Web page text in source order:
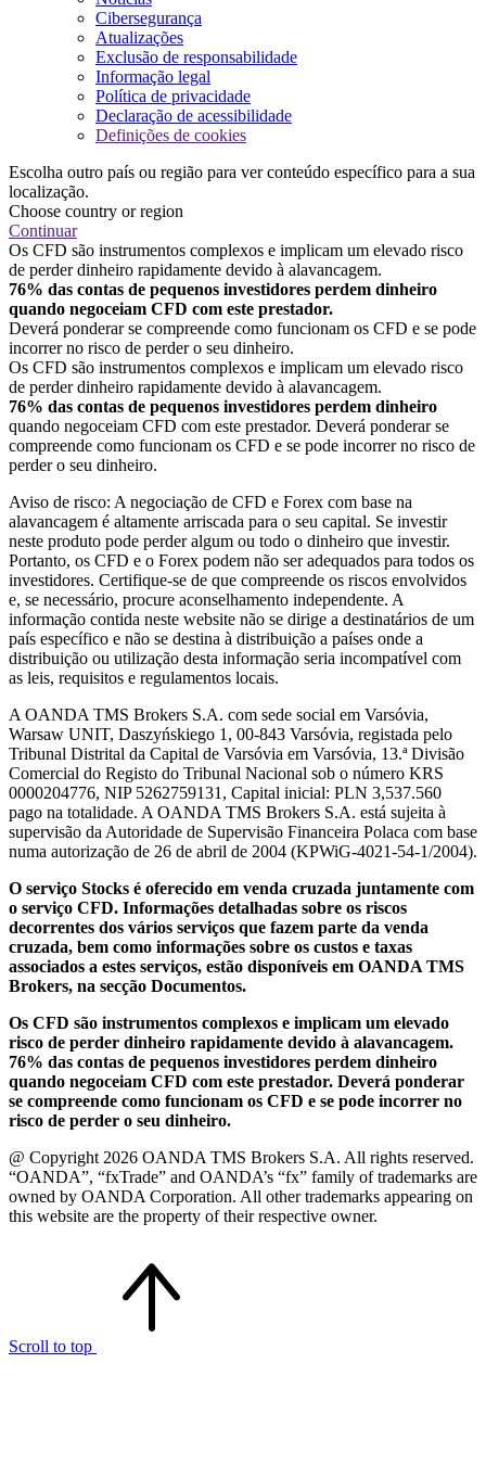
Cibersegurança
Atualizações
Exclusão de responsabilidade
Informação legal
Política de privacidade
Declaração de acessibilidade
Definições de cookies
Escolha outro país ou região para ver conteúdo específico para a sua
localização.
Choose country or region
Continuar
Os CFD são instrumentos complexos e implicam um elevado risco
de perder dinheiro rapidamente devido à alavancagem.
76% das contas de pequenos investidores perdem dinheiro
quando negoceiam CFD com este prestador.
Deverá ponderar se compreende como funcionam os CFD e se pode
incorrer no risco de perder o seu dinheiro.
Os CFD são instrumentos complexos e implicam um elevado risco
de perder dinheiro rapidamente devido à alavancagem.
76% das contas de pequenos investidores perdem dinheiro
quando negoceiam CFD com este prestador. Deverá ponderar se
compreende como funcionam os CFD e se pode incorrer no risco de
perder o seu dinheiro.
Aviso de risco: A negociação de CFD e Forex com base na
alavancagem é altamente arriscada para o seu capital. Se investir
neste produto pode perder algum ou todo o dinheiro que investir.
Portanto, os CFD e o Forex podem não ser adequados para todos os
investidores. Certifique-se de que compreende os riscos envolvidos
e, se necessário, procure aconselhamento independente. A
informação contida neste website não se dirige a destinatários de um
país específico e não se destina à distribuição a países onde a
distribuição ou utilização desta informação seria incompatível com
as leis, requisitos e regulamentos locais.
A OANDA TMS Brokers S.A. com sede social em Varsóvia,
Warsaw UNIT, Daszyńskiego 1, 00-843 Varsóvia, registada pelo
Tribunal Distrital da Capital de Varsóvia em Varsóvia, 13.ª Divisão
Comercial do Registo do Tribunal Nacional sob o número KRS
0000204776, NIP 5262759131, Capital inicial: PLN 3,537.560
pago na totalidade. A OANDA TMS Brokers S.A. está sujeita à
supervisão da Autoridade de Supervisão Financeira Polaca com base
numa autorização de 26 de abril de 2004 (KPWiG-4021-54-1/2004).
O serviço Stocks é oferecido em venda cruzada juntamente com
o serviço CFD. Informações detalhadas sobre os riscos
decorrentes dos vários serviços que fazem parte da venda
cruzada, bem como informações sobre os custos e taxas
associados a estes serviços, estão disponíveis em OANDA TMS
Brokers, na secção Documentos.
Os CFD são instrumentos complexos e implicam um elevado
risco de perder dinheiro rapidamente devido à alavancagem.
76% das contas de pequenos investidores perdem dinheiro
quando negoceiam CFD com este prestador. Deverá ponderar
se compreende como funcionam os CFD e se pode incorrer no
risco de perder o seu dinheiro.
@ Copyright 2026 OANDA TMS Brokers S.A. All rights reserved.
“OANDA”, “fxTrade” and OANDA’s “fx” family of trademarks are
owned by OANDA Corporation. All other trademarks appearing on
this website are the property of their respective owner.
Scroll to top